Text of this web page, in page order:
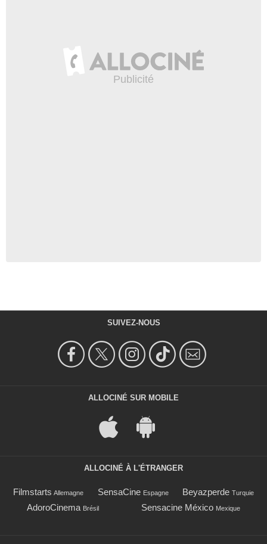
SUIVEZ-NOUS
ALLOCINÉ SUR MOBILE
ALLOCINÉ À L'ÉTRANGER
Filmstarts Allemagne SensaCine Espagne Beyazperde Turquie
AdoroCinema Brésil Sensacine México Mexique